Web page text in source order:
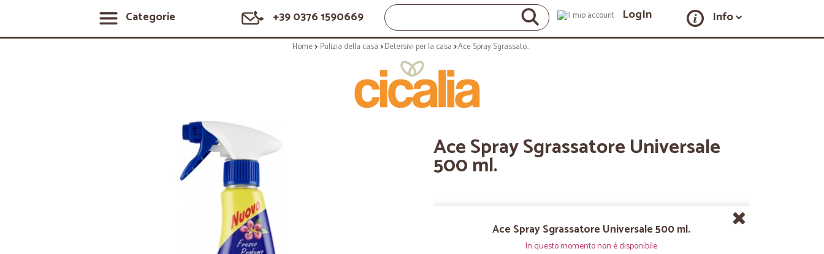
Categorie +39 0376 1590669 LogIn Info
Home Pulizia della casa Detersivi per la casa Ace Spray Sgrassatore Universale 500 ml.
Ace Spray Sgrassatore Universale
500 ml.
Ace Spray Sgrassatore Universale 500 ml.
In questo momento non è disponibile